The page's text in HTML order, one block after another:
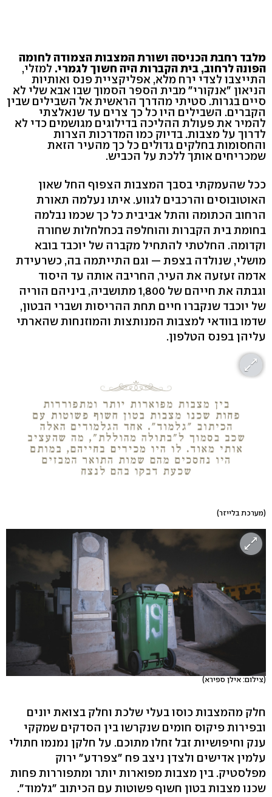
מלבד רחבת הכניסה ושורת המצבות הצמודה לחומה
הפונה לרחוב, בית הקברות היה חשוך לגמרי. למזלי,
התייצבו לצדי ירח מלא, אפליקציית פנס ואותיות
הניאון "אנקורי" מבית הספר הסמוך שבו אבא שלי לא
סיים בגרות. סטיתי מהדרך הראשית אל השבילים שבין
הקברים. השבילים היו כל כך צרים עד שנאלצתי
להמיר את פעולת ההליכה בדילוגים מגושמים כדי לא
לדרוך על מצבות. בדיוק כמו המדרכות הצרות
והחסומות בחלקים גדולים כל כך מהעיר הזאת
שמכריחים אותך ללכת על הכביש.
ככל שהעמקתי בסבך המצבות הצפוף החל שאון
האוטובוסים והרכבים לגווע. איתו נעלמה תאורת
הרחוב הכתומה והתל אביבית כל כך שכמו נבלמה
בחומת בית הקברות והוחלפה בכחלחלות שחורה
וקדומה. החלטתי להתחיל מקברה של יוכבד בובא
מושלי, שנולדה בצפת — וגם התייתמה בה, כשרעידת
אדמה זעזעה את העיר, החריבה אותה עד היסוד
וגבתה את חייהם של 1,800 מתושביה, ביניהם הוריה
של יוכבד שנקברו חיים תחת ההריסות ושברי הבטון,
שדמו בוודאי למצבות המנותצות והמוזנחות שהארתי
עליהן בפנס הטלפון.
(מערכת בלייזר)
(צילום: אילן ספירא)
חלק מהמצבות כוסו בעלי שלכת וחלק בצואת יונים
ובפירות פיקוס חומים שנקרשו בין הסדקים שמקקי
ענק וחיפושיות זבל זחלו מתוכם. על חלקן נמנמו חתולי
עלמין אדישים ולצדן ניצב פח "צפרדע" ירוק
מפלסטיק. בין מצבות מפוארות יותר ומתפוררות פחות
שכנו מצבות בטון חשוף פשוטות עם הכיתוב "גלמוד".